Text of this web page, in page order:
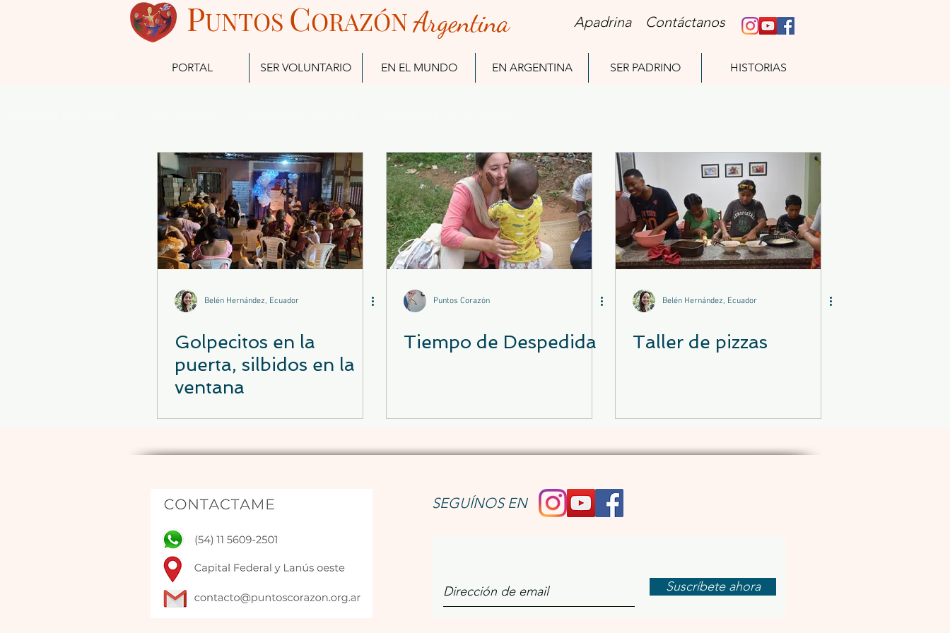
PUNTOS CORAZÓNArgentina Apadrina Contáctanos
PORTAL SER VOLUNTARIO EN EL MUNDO EN ARGENTINA SER PADRINO HISTORIAS
Misioneros Actuales Ex Misioneros
Belén Hernández, Ecuador
Golpecitos en la
puerta, silbidos en la
ventana
Puntos Corazón
Tiempo de Despedida
Belén Hernández, Ecuador
Taller de pizzas
SEGUÍNOS EN
Suscríbete ahora